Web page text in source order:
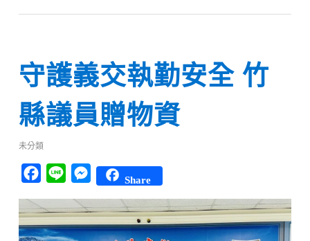
守護義交執勤安全 竹
縣議員贈物資
未分類
Facebook
Line Messenger
Share